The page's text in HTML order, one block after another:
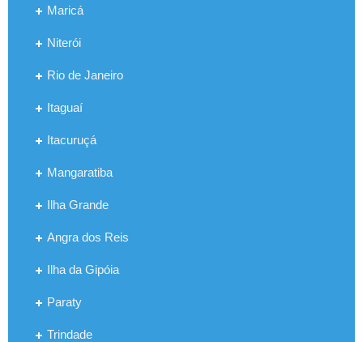
Maricá
Niterói
Rio de Janeiro
Itaguaí
Itacuruçá
Mangaratiba
Ilha Grande
Angra dos Reis
Ilha da Gipóia
Paraty
Trindade